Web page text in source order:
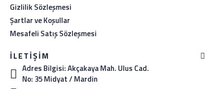
Gizlilik Sözleşmesi
Şartlar ve Koşullar
Mesafeli Satış Sözleşmesi
İLETIŞIM
Adres Bilgisi: Akçakaya Mah. Ulus Cad.
No: 35 Midyat / Mardin